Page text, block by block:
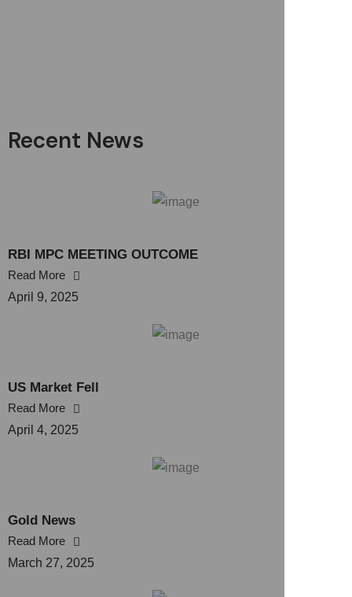
Recent News
RBI MPC MEETING OUTCOME
Read More
April 9, 2025
US Market Fell
Read More
April 4, 2025
Gold News
Read More
March 27, 2025